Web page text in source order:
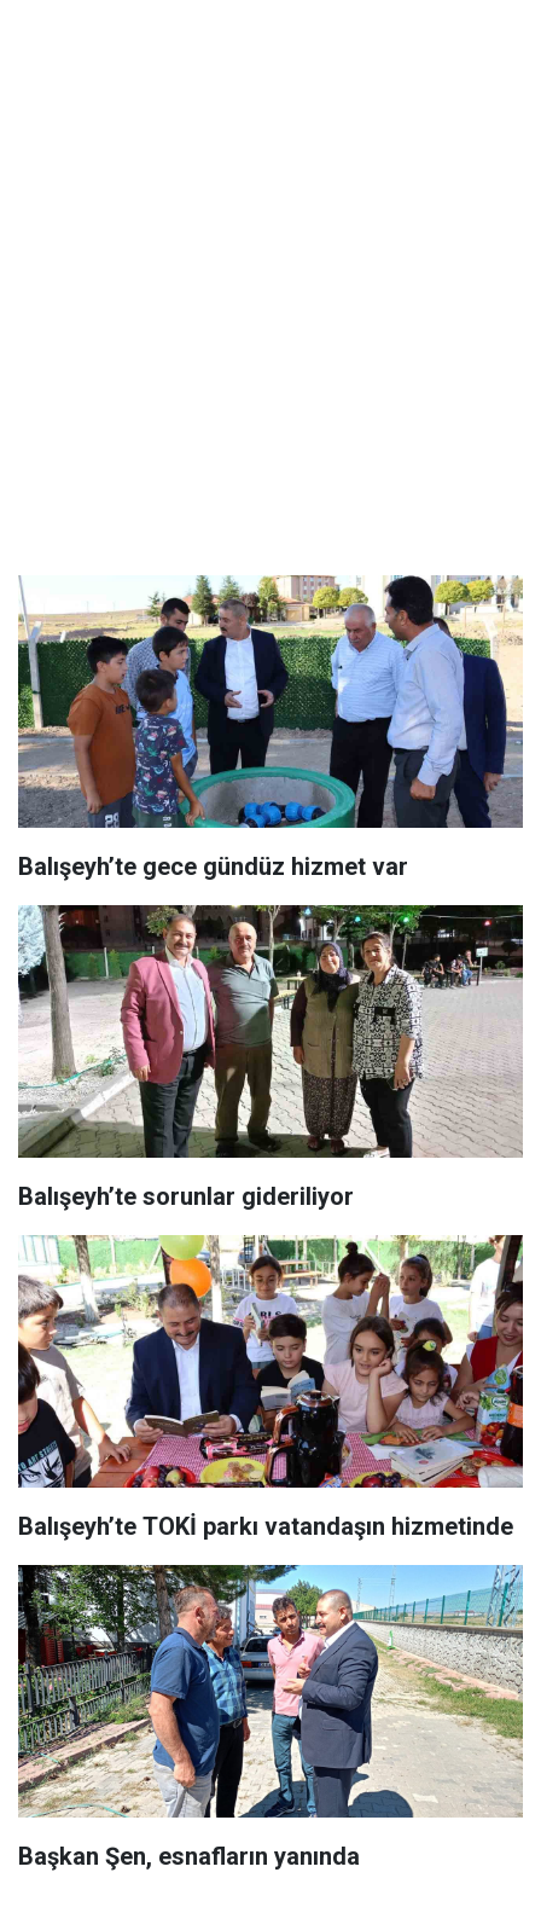
Balışeyh’te gece gündüz hizmet var
Balışeyh’te sorunlar gideriliyor
Balışeyh’te TOKİ parkı vatandaşın hizmetinde
Başkan Şen, esnafların yanında